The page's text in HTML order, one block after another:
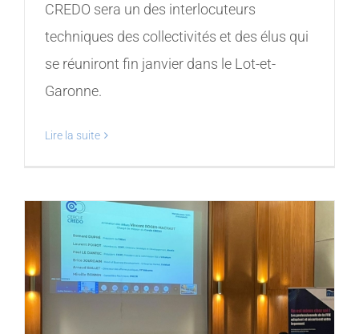
CREDO sera un des interlocuteurs
techniques des collectivités et des élus qui
se réuniront fin janvier dans le Lot-et-
Garonne.
Lire la suite